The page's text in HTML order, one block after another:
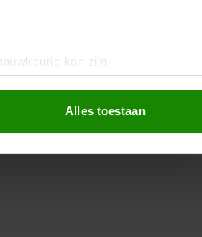
kan zijn
(fingerprinting)
social media te bieden en om ons
Alles toestaan